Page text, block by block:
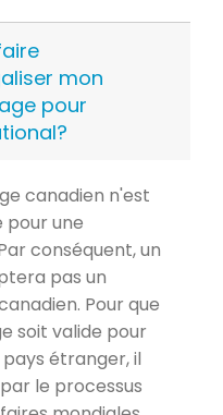
mon
pour
canadien n'est
pour une
conséquent, un
pas un
Pour que
soit valide pour
étranger, il
le processus